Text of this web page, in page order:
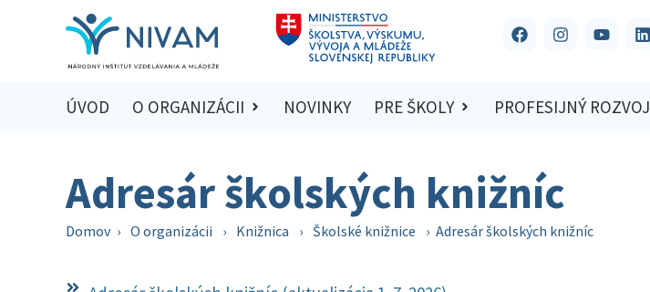
ÚVOD O ORGANIZÁCII NOVINKY PRE ŠKOLY PROFESIJNÝ ROZVOJ
Adresár školských knižníc
Domov › O organizácii › Knižnica › Školské knižnice › Adresár školských knižníc